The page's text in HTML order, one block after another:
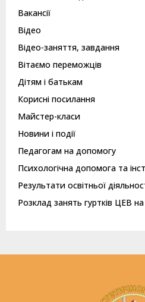
Вакансії
Відео
Відео-заняття, завдання
Вітаємо переможців
Дітям і батькам
Корисні посилання
Майстер-класи
Новини і події
Педагогам на допомогу
Психологічна допомога та
Результати освітньої
Розклад занять гуртків ЦЕВ